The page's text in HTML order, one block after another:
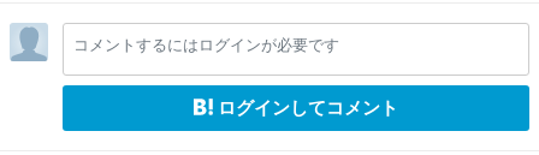
コメントするにはログインが必要です
ログインしてコメント